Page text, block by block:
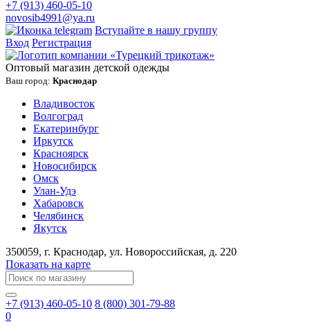
+7 (913) 460-05-10
novosib4991@ya.ru
Вступайте в нашу группу
Вход Регистрация
Оптовый магазин детской одежды
Ваш город: Краснодар
Владивосток
Волгоград
Екатеринбург
Иркутск
Красноярск
Новосибирск
Омск
Улан-Удэ
Хабаровск
Челябинск
Якутск
350059, г. Краснодар, ул. ​Новороссийская, д. 220
Показать на карте
+7 (913) 460-05-10 8 (800) 301-79-88
0